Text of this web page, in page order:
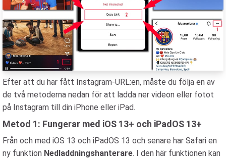
Efter att du har fått Instagram-URL:en, måste du följa en av
de två metoderna nedan för att ladda ner videon eller fotot
på Instagram till din iPhone eller iPad.
Metod 1: Fungerar med iOS 13+ och iPadOS 13+
Från och med iOS 13 och iPadOS 13 och senare har Safari en
ny funktion Nedladdningshanterare. I den här funktionen kan